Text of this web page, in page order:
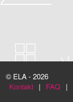
© ELA - 2026
Kontakt | FAQ |